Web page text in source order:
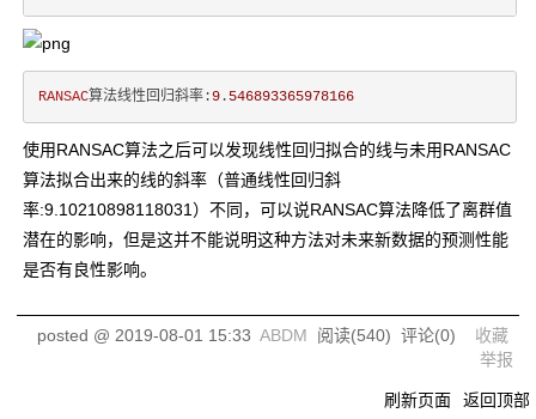
RANSAC算法线性回归斜率:9 . 546893365978166
使用RANSAC算法之后可以发现线性回归拟合的线与未用RANSAC
算法拟合出来的线的斜率（普通线性回归斜
率:9.10210898118031）不同，可以说RANSAC算法降低了离群值
潜在的影响，但是这并不能说明这种方法对未来新数据的预测性能
是否有良性影响。
posted @ 2019-08-01 15:33 ABDM 阅读(540) 评论(0) 收藏
举报
刷新页面 返回顶部